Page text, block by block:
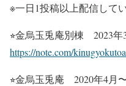
※一日1投稿以上配信してい
⭐︎金烏玉兎庵別棟 2023
https://note.com/
⭐︎金烏玉兎庵 2020年4月